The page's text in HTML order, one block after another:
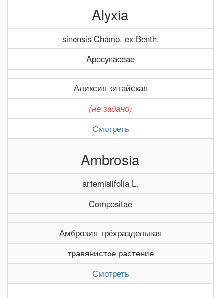
Alyxia
sinensis Champ. ex Benth.
Apocynaceae
Аликсия китайская
(не задано)
Смотреть
Ambrosia
artemisiifolia L.
Compositae
Амброзия трёхраздельная
травянистое растение
Смотреть